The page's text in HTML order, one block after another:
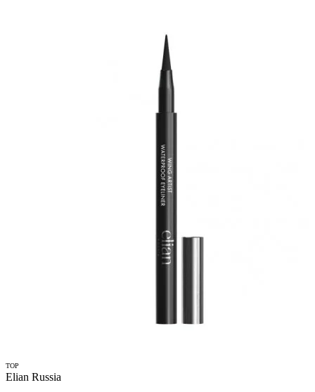
TOP
Elian Russia